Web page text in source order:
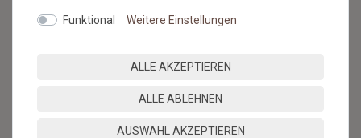
RECHTLICHES
Funktional Weitere Einstellungen
ALLE AKZEPTIEREN
ALLE ABLEHNEN
AUSWAHL AKZEPTIEREN